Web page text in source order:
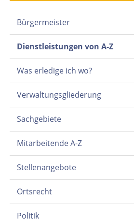
Bürgermeister
Dienstleistungen von A-Z
Was erledige ich wo?
Verwaltungsgliederung
Sachgebiete
Mitarbeitende A-Z
Stellenangebote
Ortsrecht
Politik